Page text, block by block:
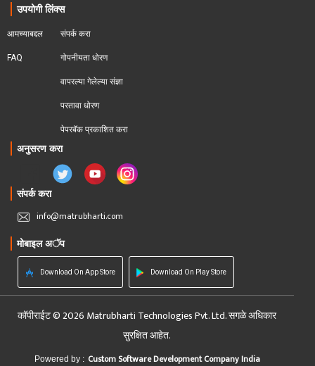
उपयोगी लिंक्स
आमच्याबद्दल
FAQ
संपर्क करा
गोपनीयता धोरण
वापरल्या गेलेल्या संज्ञा
परतावा धोरण
पेपरबॅक प्रकाशित करा
अनुसरण करा
संपर्क करा
info@matrubharti.com
मोबाइल अॅप
Download On App Store Download On Play Store
कॉपीराईट © 2026 Matrubharti Technologies Pvt. Ltd. सगळे अधिकार
सुरक्षित आहेत.
Powered by : Custom Software Development Company India